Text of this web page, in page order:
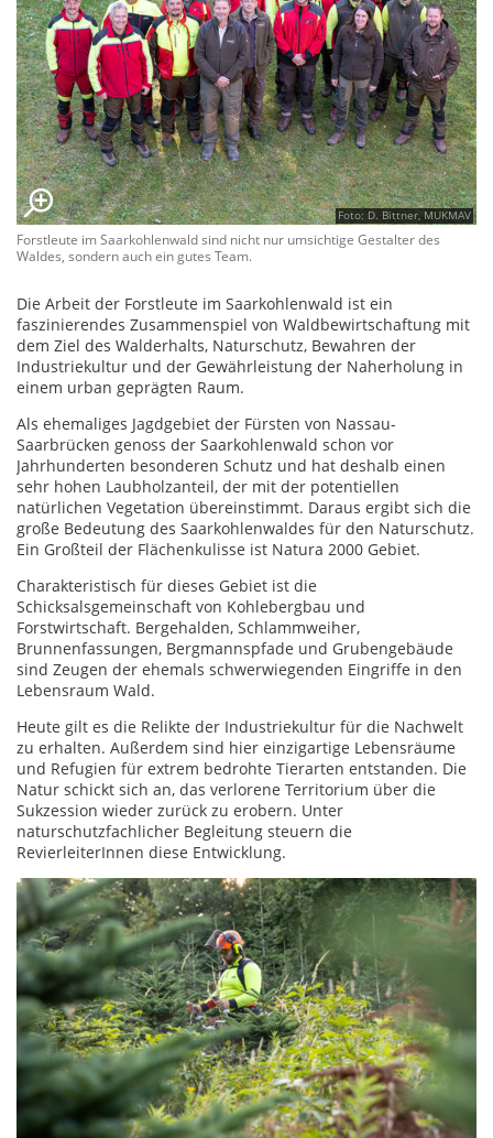
Foto: D. Bittner, MUKMAV
Forstleute im Saarkohlenwald sind nicht nur umsichtige Gestalter des
Waldes, sondern auch ein gutes Team.
Die Arbeit der Forstleute im Saarkohlenwald ist ein
faszinierendes Zusammenspiel von Waldbewirtschaftung mit
dem Ziel des Walderhalts, Naturschutz, Bewahren der
Industriekultur und der Gewährleistung der Naherholung in
einem urban geprägten Raum.
Als ehemaliges Jagdgebiet der Fürsten von Nassau-
Saarbrücken genoss der Saarkohlenwald schon vor
Jahrhunderten besonderen Schutz und hat deshalb einen
sehr hohen Laubholzanteil, der mit der potentiellen
natürlichen Vegetation übereinstimmt. Daraus ergibt sich die
große Bedeutung des Saarkohlenwaldes für den Naturschutz.
Ein Großteil der Flächenkulisse ist Natura 2000 Gebiet.
Charakteristisch für dieses Gebiet ist die
Schicksalsgemeinschaft von Kohlebergbau und
Forstwirtschaft. Bergehalden, Schlammweiher,
Brunnenfassungen, Bergmannspfade und Grubengebäude
sind Zeugen der ehemals schwerwiegenden Eingriffe in den
Lebensraum Wald.
Heute gilt es die Relikte der Industriekultur für die Nachwelt
zu erhalten. Außerdem sind hier einzigartige Lebensräume
und Refugien für extrem bedrohte Tierarten entstanden. Die
Natur schickt sich an, das verlorene Territorium über die
Sukzession wieder zurück zu erobern. Unter
naturschutzfachlicher Begleitung steuern die
RevierleiterInnen diese Entwicklung.